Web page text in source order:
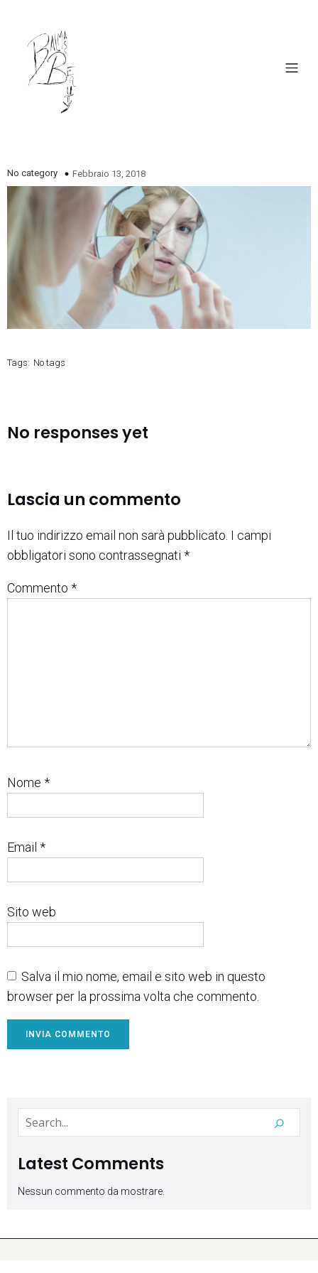
No category Febbraio 13, 2018
Tags: No tags
No responses yet
Lascia un commento
Il tuo indirizzo email non sarà pubblicato. I campi
obbligatori sono contrassegnati *
Commento *
Nome *
Email *
Sito web
Salva il mio nome, email e sito web in questo
browser per la prossima volta che commento.
Latest Comments
Nessun commento da mostrare.